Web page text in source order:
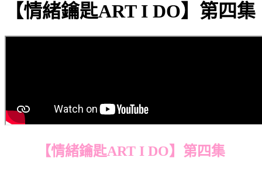
【情緒鑰匙ART I DO】第四集
【情緒鑰匙ART I DO】第四集